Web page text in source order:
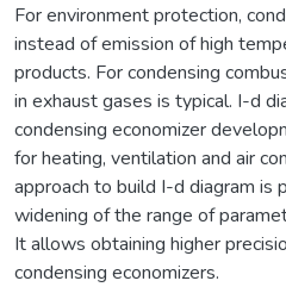
For environment protection,
instead of emission of high
products. For condensing
in exhaust gases is typical. I-d
condensing economizer
for heating, ventilation and air
approach to build I-d diagram is
widening of the range of
It allows obtaining higher
condensing economizers.